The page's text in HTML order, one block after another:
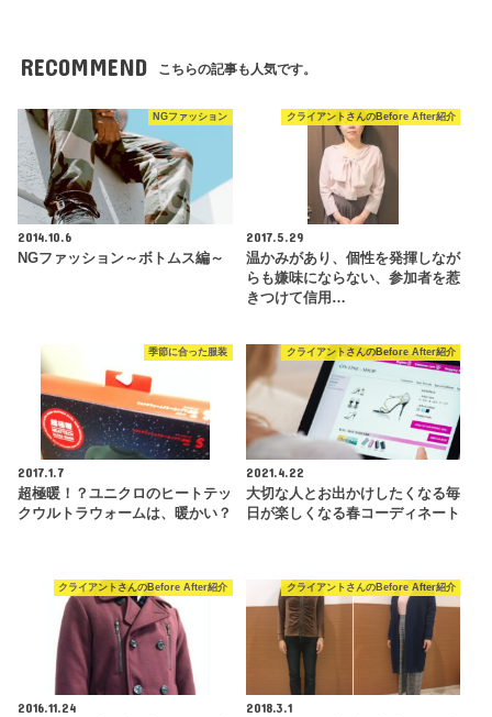
RECOMMEND こちらの記事も人気です。
NGファッション
2014.10.6
NGファッション～ボトムス編～
クライアントさんのBefore After紹介
2017.5.29
温かみがあり、個性を発揮しなが
らも嫌味にならない、参加者を惹
きつけて信用…
季節に合った服装
2017.1.7
超極暖！？ユニクロのヒートテッ
クウルトラウォームは、暖かい？
クライアントさんのBefore After紹介
2021.4.22
大切な人とお出かけしたくなる毎
日が楽しくなる春コーディネート
クライアントさんのBefore After紹介
2016.11.24
クライアントさんのBefore After紹介
2018.3.1